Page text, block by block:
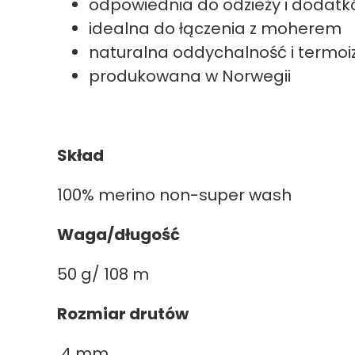
odpowiednia do odzieży i
idealna do łączenia z moherem
naturalna oddychalność i
produkowana w Norwegii
Skład
100% merino non-super wash
Waga/długość
50 g/ 108 m
Rozmiar drutów